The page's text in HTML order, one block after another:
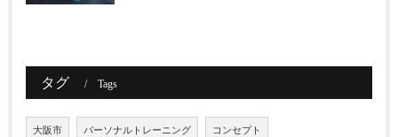
タグ Tags
大阪市 パーソナルトレーニング コンセプト